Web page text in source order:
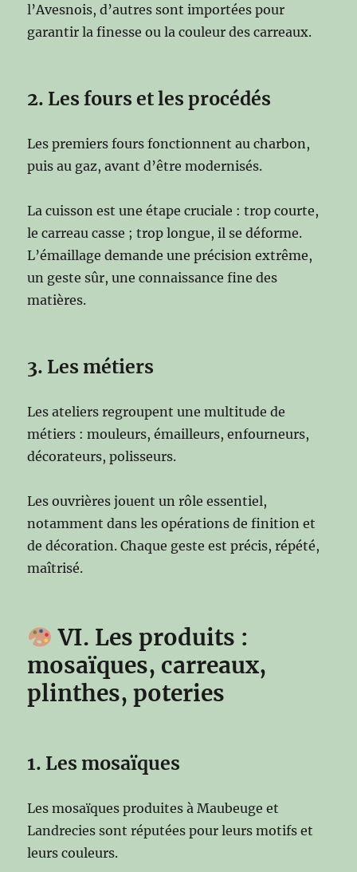
l’Avesnois, d’autres sont importées pour
garantir la finesse ou la couleur des carreaux.
2. Les fours et les procédés
Les premiers fours fonctionnent au charbon,
puis au gaz, avant d’être modernisés.
La cuisson est une étape cruciale : trop courte,
le carreau casse ; trop longue, il se déforme.
L’émaillage demande une précision extrême,
un geste sûr, une connaissance fine des
matières.
3. Les métiers
Les ateliers regroupent une multitude de
métiers : mouleurs, émailleurs, enfourneurs,
décorateurs, polisseurs.
Les ouvrières jouent un rôle essentiel,
notamment dans les opérations de finition et
de décoration. Chaque geste est précis, répété,
maîtrisé.
VI. Les produits :
mosaïques, carreaux,
plinthes, poteries
1. Les mosaïques
Les mosaïques produites à Maubeuge et
Landrecies sont réputées pour leurs motifs et
leurs couleurs.